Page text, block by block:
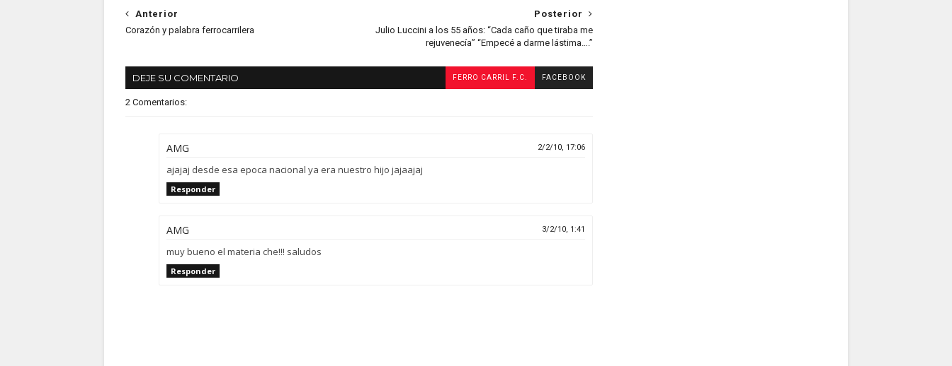
Posterior
Julio Luccini a los 55 años: “Cada caño que tiraba me
rejuvenecía” “Empecé a darme lástima….”
Anterior
Corazón y palabra ferrocarrilera
DEJE SU COMENTARIO FERRO CARRIL F.C. FACEBOOK
2 Comentarios:
AMG 2/2/10, 17:06
ajajaj desde esa epoca nacional ya era nuestro hijo jajaajaj
Responder
AMG 3/2/10, 1:41
muy bueno el materia che!!! saludos
Responder